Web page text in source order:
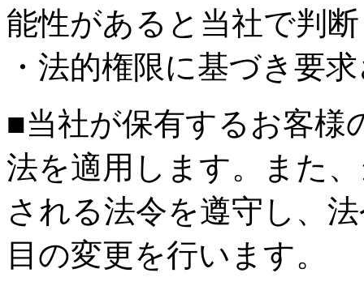
能性があると当社で判
・法的権限に基づき要
■当社が保有するお客様
法を適用します。また
される法令を遵守し、
目の変更を行います。